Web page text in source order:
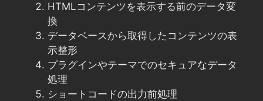
HTMLコンテンツを表示する前のデータ変
換
データベースから取得したコンテンツの表
示整形
プラグインやテーマでのセキュアなデータ
処理
ショートコードの出力前処理